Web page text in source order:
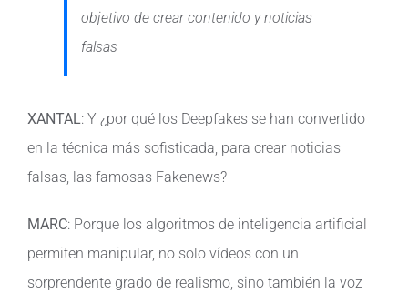
objetivo de crear contenido y noticias
falsas
XANTAL: Y ¿por qué los Deepfakes se han convertido
en la técnica más sofisticada, para crear noticias
falsas, las famosas Fakenews?
MARC: Porque los algoritmos de inteligencia artificial
permiten manipular, no solo vídeos con un
sorprendente grado de realismo, sino también la voz